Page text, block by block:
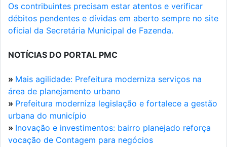
Os contribuintes precisam estar atentos e verificar
débitos pendentes e dívidas em aberto sempre no site
oficial da Secretária Municipal de Fazenda.
NOTÍCIAS DO PORTAL PMC
» Mais agilidade: Prefeitura moderniza serviços na
área de planejamento urbano
» Prefeitura moderniza legislação e fortalece a gestão
urbana do município
» Inovação e investimentos: bairro planejado reforça
vocação de Contagem para negócios